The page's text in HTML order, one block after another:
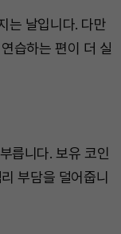
는 날입니다. 다만
습하는 편이 더 실
릅니다. 보유 코인
부담을 덜어줍니